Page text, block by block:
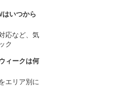
はいつから
応など、気
ク
ィークは何
エリア別に